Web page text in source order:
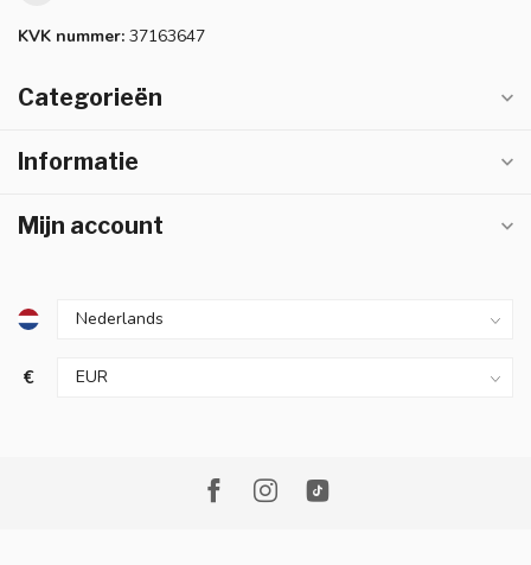
KVK nummer: 37163647
Categorieën
Informatie
Mijn account
€